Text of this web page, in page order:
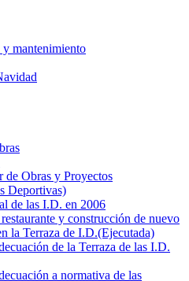
y mantenimiento
de Obras y Proyectos
Deportivas)
de las I.D. en 2006
y construcción de nuevo
la Terraza de I.D.(Ejecutada)
de la Terraza de las I.D.
a normativa de las